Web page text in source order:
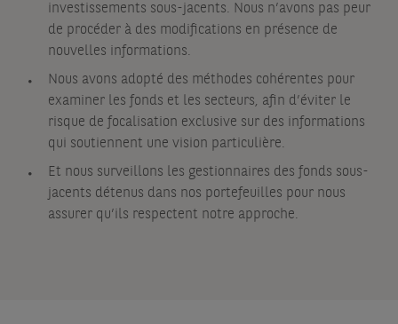
investissements sous-jacents. Nous n’avons pas peur
de procéder à des modifications en présence de
nouvelles informations.
Nous avons adopté des méthodes cohérentes pour
examiner les fonds et les secteurs, afin d’éviter le
risque de focalisation exclusive sur des informations
qui soutiennent une vision particulière.
Et nous surveillons les gestionnaires des fonds sous-
jacents détenus dans nos portefeuilles pour nous
assurer qu’ils respectent notre approche.